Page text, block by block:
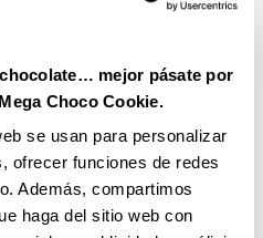
mejor pásate por
Choco Cookie.
se usan para personalizar
ofrecer funciones de redes
Además, compartimos
haga del sitio web con